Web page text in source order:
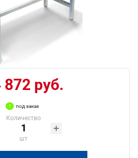
872 руб.
под заказ
Количество
шт